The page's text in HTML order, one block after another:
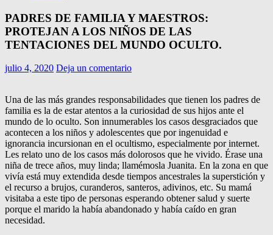
PADRES DE FAMILIA Y MAESTROS:
PROTEJAN A LOS NIÑOS DE LAS
TENTACIONES DEL MUNDO OCULTO.
julio 4, 2020 Deja un comentario
Una de las más grandes responsabilidades que tienen los padres de
familia es la de estar atentos a la curiosidad de sus hijos ante el
mundo de lo oculto. Son innumerables los casos desgraciados que
acontecen a los niños y adolescentes que por ingenuidad e
ignorancia incursionan en el ocultismo, especialmente por internet.
Les relato uno de los casos más dolorosos que he vivido. Érase una
niña de trece años, muy linda; llamémosla Juanita. En la zona en que
vivía está muy extendida desde tiempos ancestrales la superstición y
el recurso a brujos, curanderos, santeros, adivinos, etc. Su mamá
visitaba a este tipo de personas esperando obtener salud y suerte
porque el marido la había abandonado y había caído en gran
necesidad.